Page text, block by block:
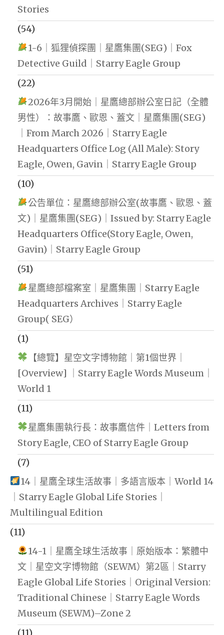
Stories
(54)
1-6｜狐狸偵探團｜星鷹集團(SEG)｜Fox
Detective Guild｜Starry Eagle Group
(22)
2026年3月開始｜星鷹總部辦公室日記（全體
男性）：故事鷹、歐恩、蓋文｜星鷹集團(SEG)
｜From March 2026｜Starry Eagle
Headquarters Office Log (All Male): Story
Eagle, Owen, Gavin｜Starry Eagle Group
(10)
公告單位：星鷹總部辦公室(故事鷹、歐恩、蓋
文)｜星鷹集團(SEG)｜Issued by: Starry Eagle
Headquarters Office(Story Eagle, Owen,
Gavin)｜Starry Eagle Group
(51)
星鷹總部檔案室｜星鷹集團｜Starry Eagle
Headquarters Archives｜Starry Eagle
Group( SEG）
(1)
【總覽】星空文字博物館｜第1個世界｜
[Overview] ｜Starry Eagle Words Museum｜
World 1
(11)
星鷹集團執行長：故事鷹信件｜Letters from
Story Eagle, CEO of Starry Eagle Group
(7)
14｜星鷹全球生活故事｜多語言版本｜World 14
｜Starry Eagle Global Life Stories｜
Multilingual Edition
(11)
14-1｜星鷹全球生活故事｜原始版本：繁體中
文｜星空文字博物館（SEWM）第2區｜Starry
Eagle Global Life Stories｜Original Version:
Traditional Chinese｜Starry Eagle Words
Museum (SEWM)–Zone 2
(11)